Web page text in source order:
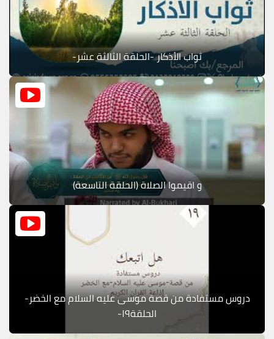
ثواب الأذكار -الحلقة الثالثة عشر-
و اقيموا الصلاة (الحلقة التاسعة)
دروس مستفادة من قصة موسى عليه السلام مع الخضر-
الحلقة١٩-